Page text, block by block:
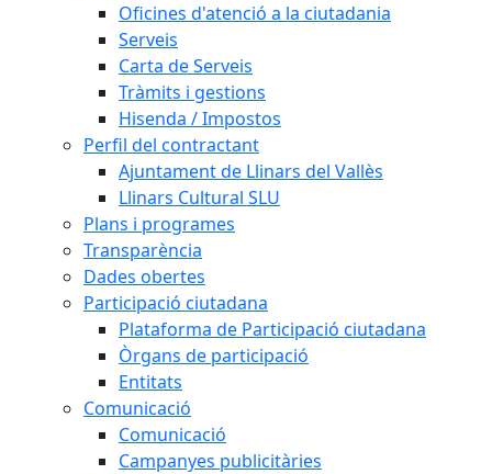
Oficines d'atenció a la ciutadania
Serveis
Carta de Serveis
Tràmits i gestions
Hisenda / Impostos
Perfil del contractant
Ajuntament de Llinars del Vallès
Llinars Cultural SLU
Plans i programes
Transparència
Dades obertes
Participació ciutadana
Plataforma de Participació ciutadana
Òrgans de participació
Entitats
Comunicació
Comunicació
Campanyes publicitàries